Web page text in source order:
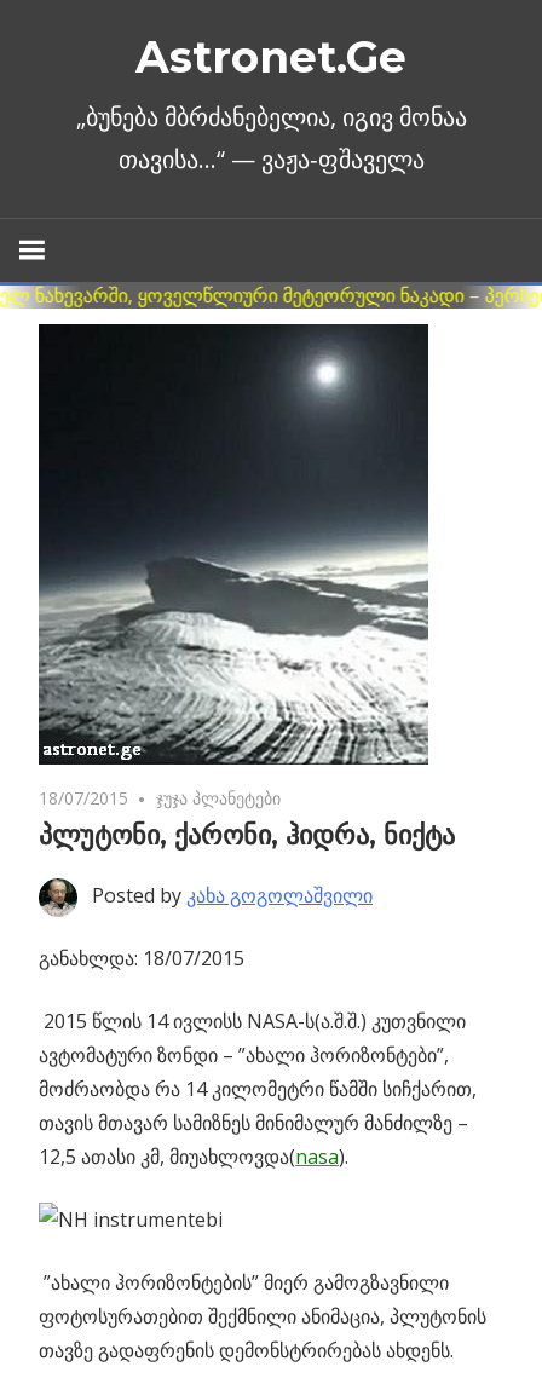
Astronet.Ge
18/07/2015 No comments
ჯუჯა პლანეტები
პლუტონი, ქარონი, ჰიდრა, ნიქტა
Posted by კახა გოგოლაშვილი
განახლდა: 18/07/2015
2015 წლის 14 ივლისს NASA-ს(ა.შ.შ.) კუთვნილი
ავტომატური ზონდი – ”ახალი ჰორიზონტები”,
მოძრაობდა რა 14 კილომეტრი წამში სიჩქარით,
თავის მთავარ სამიზნეს მინიმალურ მანძილზე –
12,5 ათასი კმ, მიუახლოვდა(nasa).
”ახალი ჰორიზონტების” მიერ გამოგზავნილი
ფოტოსურათებით შექმნილი ანიმაცია, პლუტონის
თავზე გადაფრენის დემონსტრირებას ახდენს.